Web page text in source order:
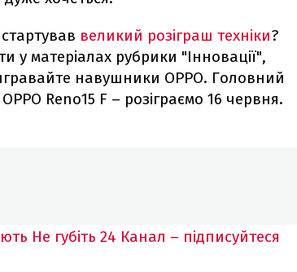
великий розіграш техніки?
у матеріалах рубрики "Інновації",
навушники OPPO. Головний
Reno15 F – розіграємо 16 червня.
Не губіть 24 Канал – підписуйтеся